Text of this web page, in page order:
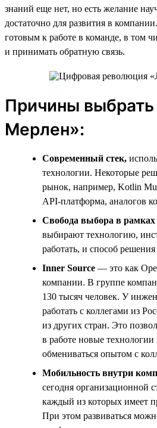
знаний еще нет, но есть желание
достаточно для развития в
готовым к работе в команде, в том
и принимать обратную связь.
Причины
Мерлен»:
Современный стек,
технологии. Некоторые
рынок, например, Kotlin
API-платформа, аналогов
Свобода выбора в рамках
выбирают технологию,
работать, и способ решения
Inner Source — это как
компании. В группе
130 тысяч человек. У
работать с коллегами из
из других стран. Это
в работе новые
обмениваться опытом с
Мобильность внутри
сегодня организационной
каждый из которых имеет
При этом развиваться